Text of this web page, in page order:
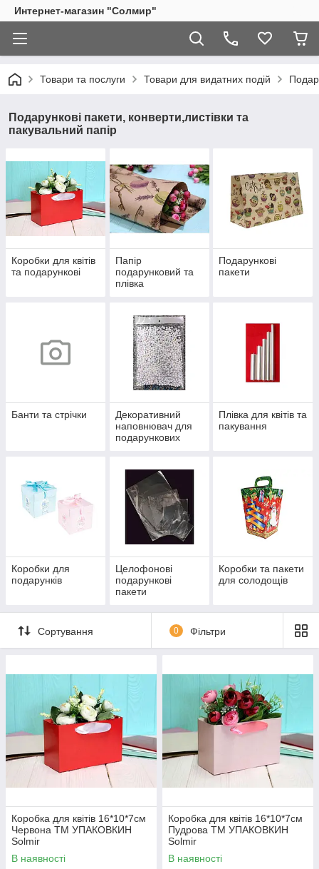
Интернет-магазин "Солмир"
Товари та послуги Товари для видатних подій
Подарункові пакети, конверти,листівки та
пакувальний папір
Коробки для квітів
та подарункові
Папір
подарунковий та
плівка
Подарункові
пакети
Банти та стрічки
Декоративний
наповнювач для
подарункових
Плівка для квітів та
пакування
Коробки для
подарунків
Целофонові
подарункові
пакети
Коробки та пакети
для солодощів
Сортування 0 Фільтри
Коробка для квітів 16*10*7см
Червона ТМ УПАКОВКИН
Solmir
В наявності
Коробка для квітів 16*10*7см
Пудрова ТМ УПАКОВКИН
Solmir
В наявності